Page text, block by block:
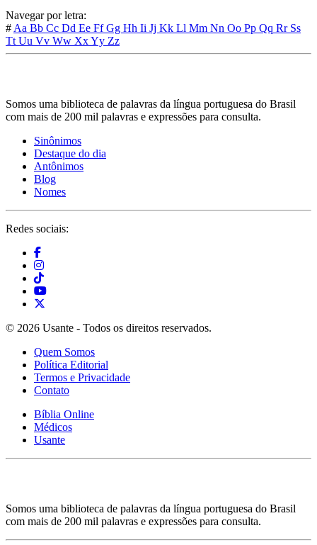
Navegar por letra:
# Aa Bb Cc Dd Ee FfGg Hh Ii Jj Kk Ll Mm Nn Oo Pp Qq Rr Ss
Tt Uu Vv Ww XxYy Zz
Somos uma biblioteca de palavras da língua portuguesa do Brasil
com mais de 200 mil palavras e expressões para consulta.
Sinônimos
Destaque do dia
Antônimos
Blog
Nomes
Redes sociais:
© 2026 Usante - Todos os direitos reservados.
Quem Somos
Política Editorial
Termos e Privacidade
Contato
Bíblia Online
Médicos
Usante
Somos uma biblioteca de palavras da língua portuguesa do Brasil
com mais de 200 mil palavras e expressões para consulta.